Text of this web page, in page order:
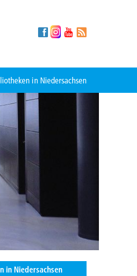
in Niedersachsen
in Niedersachsen